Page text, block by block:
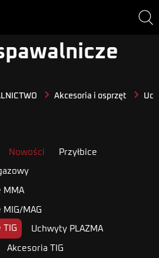
Akcesoria i osprzęt
Nowości Przyłbice
MMA
MAG
Uchwyty PLAZMA
Akcesoria TIG